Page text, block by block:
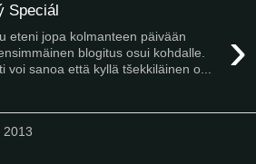
Speciál
›
eteni jopa kolmanteen päivään
blogitus osui kohdalle.
voi sanoa että kyllä tšekkiläinen o...
2013